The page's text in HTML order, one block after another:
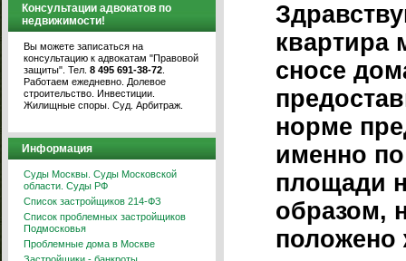
Консультации адвокатов по
недвижимости!
Вы можете записаться на
консультацию к адвокатам "Правовой
защиты". Тел. 8 495 691-38-72
Работаем ежедневно. Долевое
строительство. Инвестиции.
Жилищные споры. Суд. Арбитраж.
Информация
Суды Москвы. Суды Московской
области. Суды РФ
Список застройщиков 214-ФЗ
Список проблемных застройщиков
Подмосковья
Проблемные дома в Москве
квартира
сносе
норме
именно
площади
образом,